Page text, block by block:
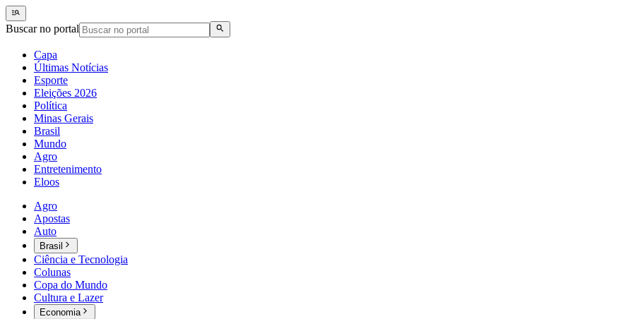
Buscar no portal
Capa
Últimas Notícias
Esporte
Eleições 2026
Política
Minas Gerais
Brasil
Mundo
Agro
Entretenimento
Eloos
Agro
Apostas
Auto
Brasil
Ciência e Tecnologia
Colunas
Copa do Mundo
Cultura e Lazer
Economia